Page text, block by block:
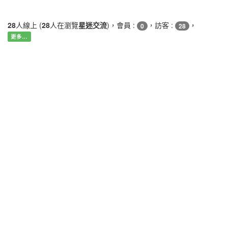
28人線上 (28人在瀏覽星迷交流)，會員 : 0 ，訪客 : 28 ，
更多…